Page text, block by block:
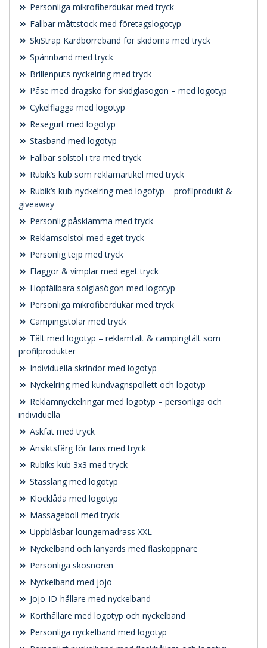
Personliga mikrofiberdukar med tryck
Fällbar måttstock med företagslogotyp
SkiStrap Kardborreband för skidorna med tryck
Spännband med tryck
Brillenputs nyckelring med tryck
Påse med dragsko för skidglasögon – med logotyp
Cykelflagga med logotyp
Resegurt med logotyp
Stasband med logotyp
Fällbar solstol i trä med tryck
Rubik’s kub som reklamartikel med tryck
Rubik’s kub-nyckelring med logotyp – profilprodukt &
giveaway
Personlig påsklämma med tryck
Reklamsolstol med eget tryck
Personlig tejp med tryck
Flaggor & vimplar med eget tryck
Hopfällbara solglasögon med logotyp
Personliga mikrofiberdukar med tryck
Campingstolar med tryck
Tält med logotyp – reklamtält & campingtält som
profilprodukter
Individuella skrindor med logotyp
Nyckelring med kundvagnspollett och logotyp
Reklamnyckelringar med logotyp – personliga och
individuella
Askfat med tryck
Ansiktsfärg för fans med tryck
Rubiks kub 3x3 med tryck
Stasslang med logotyp
Klocklåda med logotyp
Massageboll med tryck
Uppblåsbar loungemadrass XXL
Nyckelband och lanyards med flasköppnare
Personliga skosnören
Nyckelband med jojo
Jojo-ID-hållare med nyckelband
Korthållare med logotyp och nyckelband
Personliga nyckelband med logotyp